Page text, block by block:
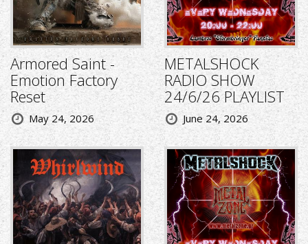
Armored Saint -
Emotion Factory
Reset
May 24, 2026
METALSHOCK
RADIO SHOW
24/6/26 PLAYLIST
June 24, 2026